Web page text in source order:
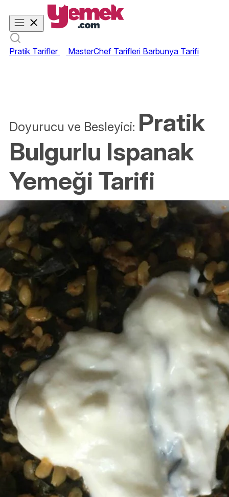
Pratik Tarifler MasterChef Tarifleri Barbunya Tarifi
Doyurucu ve Besleyici: Pratik
Bulgurlu Ispanak
Yemeği Tarifi